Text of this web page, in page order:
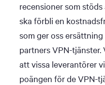
recensioner som
ska förbli en
som ger oss
partners VPN-
att vissa leverantörer
poängen för de VPN-